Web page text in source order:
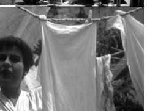
YA LA HICIMOS, ARCHIVO
TELEVICINE